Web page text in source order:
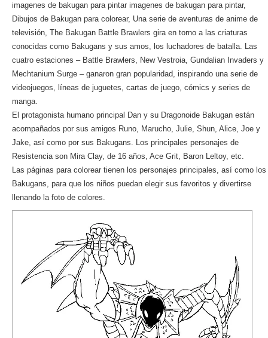
imagenes de bakugan para pintar imagenes de bakugan para pintar,
Dibujos de Bakugan para colorear, Una serie de aventuras de anime de
televisión, The Bakugan Battle Brawlers gira en torno a las criaturas
conocidas como Bakugans y sus amos, los luchadores de batalla. Las
cuatro estaciones – Battle Brawlers, New Vestroia, Gundalian Invaders y
Mechtanium Surge – ganaron gran popularidad, inspirando una serie de
videojuegos, líneas de juguetes, cartas de juego, cómics y series de
manga.
El protagonista humano principal Dan y su Dragonoide Bakugan están
acompañados por sus amigos Runo, Marucho, Julie, Shun, Alice, Joe y
Jake, así como por sus Bakugans. Los principales personajes de
Resistencia son Mira Clay, de 16 años, Ace Grit, Baron Leltoy, etc.
Las páginas para colorear tienen los personajes principales, así como los
Bakugans, para que los niños puedan elegir sus favoritos y divertirse
llenando la foto de colores.